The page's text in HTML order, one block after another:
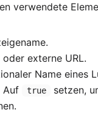
verwendete
oder externe URL.
Name eines
Auf true
setzen,